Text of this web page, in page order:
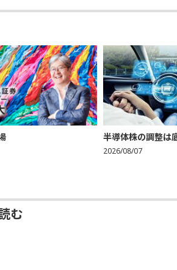
半導体株の調整は
2026/08/07
む